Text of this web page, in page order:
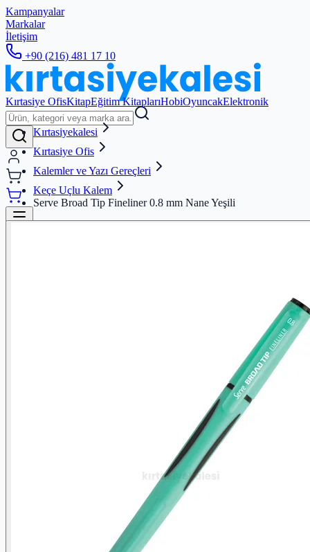
Kampanyalar
Markalar
İletişim
+90 (216) 481 17 10
Kırtasiye OfisKitapEğitim KitaplarıHobiOyuncakElektronik
Kırtasiyekalesi
Kırtasiye Ofis
Kalemler ve Yazı Gereçleri
Keçe Uçlu Kalem
Serve Broad Tip Fineliner 0.8 mm Nane Yeşili